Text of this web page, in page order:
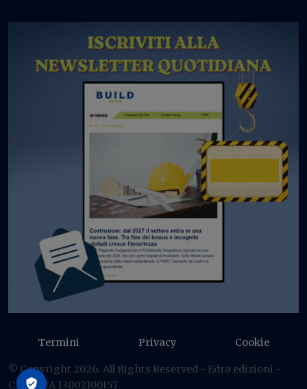
Termini Privacy Cookie
© Copyright 2026. All Rights Reserved - Edra edizioni -
C.F./P IVA 13002100157